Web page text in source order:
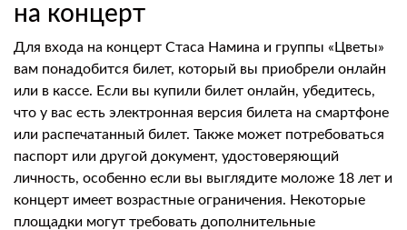
на концерт
Для входа на концерт Стаса Намина и группы «Цветы»
вам понадобится билет, который вы приобрели онлайн
или в кассе. Если вы купили билет онлайн, убедитесь,
что у вас есть электронная версия билета на смартфоне
или распечатанный билет. Также может потребоваться
паспорт или другой документ, удостоверяющий
личность, особенно если вы выглядите моложе 18 лет и
концерт имеет возрастные ограничения. Некоторые
площадки могут требовать дополнительные